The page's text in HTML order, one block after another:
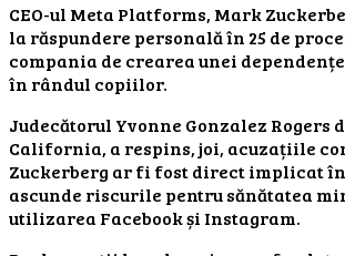
CEO-ul Meta Platforms, Mark
la răspundere personală în 25 de
compania de crearea unei
în rândul copiilor.
Judecătorul Yvonne Gonzalez Rogers
California, a respins, joi, acuzațiile
Zuckerberg ar fi fost direct implicat
ascunde riscurile pentru sănătatea
utilizarea Facebook și Instagram.